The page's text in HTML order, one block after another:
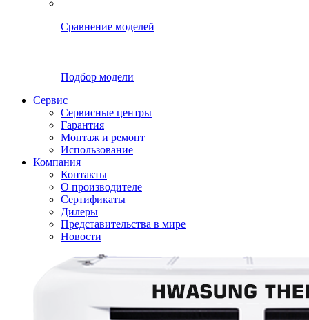
Сравнение моделей
Подбор модели
Сервис
Сервисные центры
Гарантия
Монтаж и ремонт
Использование
Компания
Контакты
О производителе
Сертификаты
Дилеры
Представительства в мире
Новости